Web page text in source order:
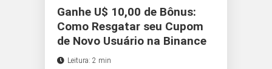
Ganhe U$ 10,00 de Bônus:
Como Resgatar seu Cupom
de Novo Usuário na Binance
Leitura: 2 min